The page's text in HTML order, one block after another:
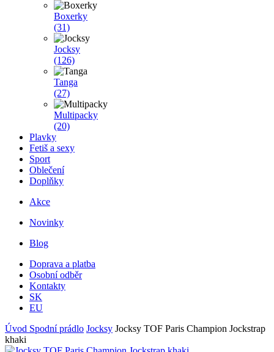
Boxerky
(31)
Jocksy
(126)
Tanga
(27)
Multipacky
(20)
Plavky
Fetiš a sexy
Sport
Oblečení
Doplňky
Akce
Novinky
Blog
Doprava a platba
Osobní odběr
Kontakty
SK
EU
Úvod Spodní prádlo Jocksy Jocksy TOF Paris Champion Jockstrap
khaki